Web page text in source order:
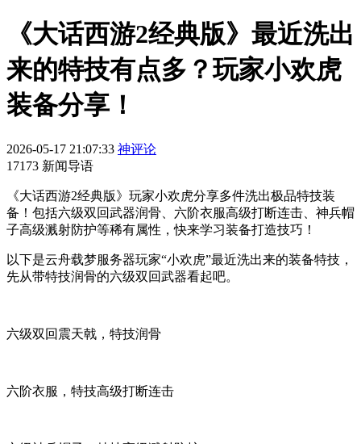
《大话西游2经典版》最近洗出
来的特技有点多？玩家小欢虎
装备分享！
2026-05-17 21:07:33 神评论
17173 新闻导语
《大话西游2经典版》玩家小欢虎分享多件洗出极品特技装
备！包括六级双回武器润骨、六阶衣服高级打断连击、神兵帽
子高级溅射防护等稀有属性，快来学习装备打造技巧！
以下是云舟载梦服务器玩家“小欢虎”最近洗出来的装备特技，
先从带特技润骨的六级双回武器看起吧。
六级双回震天戟，特技润骨
六阶衣服，特技高级打断连击